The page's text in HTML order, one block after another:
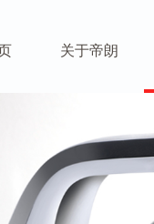
关于帝朗